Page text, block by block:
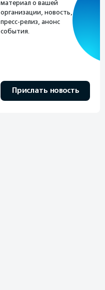
материал о вашей
организации, новость,
пресс-релиз, анонс
события.
Прислать новость